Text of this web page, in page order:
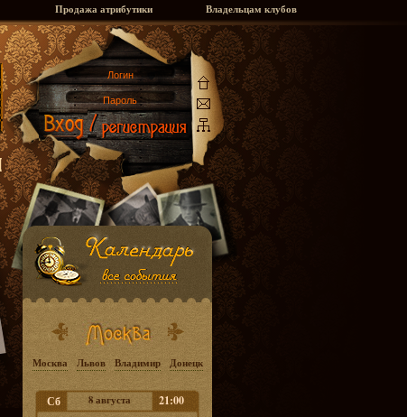
Продажа атрибутики Владельцам клубов
Москва Львов Владимир Донецк
Сб 8 августа
21:00